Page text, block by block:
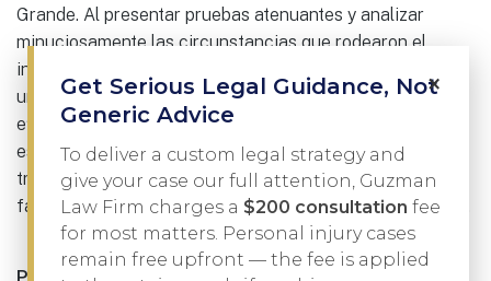
Grande. Al presentar pruebas atenuantes y analizar
minuciosamente las circunstancias que rodearon el
incidente, Javier Guzmán negoció un acuerdo que evitó
una condena penal. El caso se gestionó de manera
eficiente sin que nuestro cliente, que reside fuera del
estado, tuviera que desplazarse para comparecer ante el
tribunal, lo que le permitió seguir manteniendo a su
familia mientras resolvía el asunto de forma responsable.
×
Get Serious Legal Guidance, Not
Generic Advice
To deliver a custom legal strategy and
give your case our full attention, Guzman
Law Firm charges a $200 consultation fee
for most matters. Personal injury cases
remain free upfront — the fee is applied